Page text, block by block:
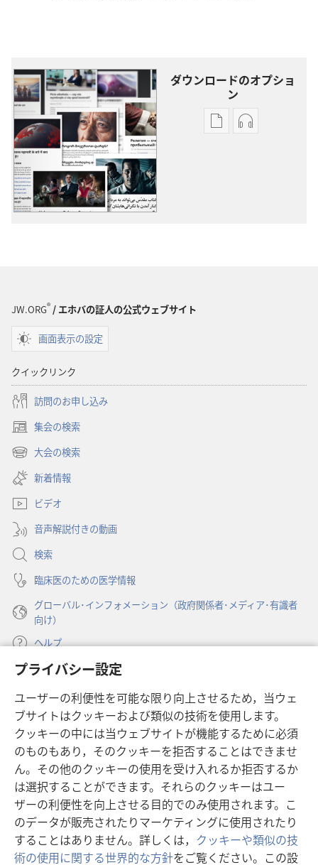
プライバシー設定
ユーザーの利便性を可能な限り向上させるため，当ウェ
ブサイトはクッキーおよび類似の技術を使用します。
クッキーの中には当ウェブサイトが機能するために必須
のものもあり，そのクッキーを拒否することはできませ
ん。その他のクッキーの使用を受け入れるか拒否するか
は選択することができます。それらのクッキーはユー
ザーの利便性を向上させる目的でのみ使用されます。こ
のデータが販売されたりマーケティングに使用されたり
することはありません。詳しくは， クッキーや類似の技
術の使用に関する世界的な方針をご覧ください。この設
ダウンロードのオプショ
ン
出
オー
JW.ORG®/ エホバの証人の公式ウェブサイト
画面表示の設定
クイックリンク
訪問のお申し込み
集会の検索
（新
し
タ
で
開
く）
大会の検索
（新
し
い
タ
ブ
で
開
く）
新着情報
ビデオ
音声解説付きの動画
検索
臨床医のための医学情報
グローバル･インフォメーション（政府関係者･メディア･有識者
向け）
ヘルプ
寄付
し
い
タ
ブ
で
開
く）
ものみの塔 オンライン・ライブラリー
（新
し
い
タ
ブ
で
開
く）
JW Hub ®
（新
し
い
タ
ブ
で
開
く）
JW Library
Watchtower Library®